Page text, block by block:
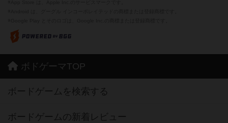
ボドゲーマTOP
ボードゲームを検索する
ボードゲームの新着レビュー